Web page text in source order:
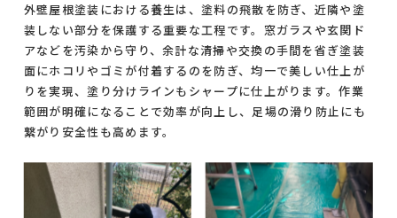
外壁屋根塗装における養生は、塗料の飛散を防ぎ、近隣や塗
装しない部分を保護する重要な工程です。窓ガラスや玄関ド
アなどを汚染から守り、余計な清掃や交換の手間を省ぎ塗装
面にホコリやゴミが付着するのを防ぎ、均一で美しい仕上が
りを実現、塗り分けラインもシャープに仕上がります。作業
範囲が明確になることで効率が向上し、足場の滑り防止にも
繋がり安全性も高めます。